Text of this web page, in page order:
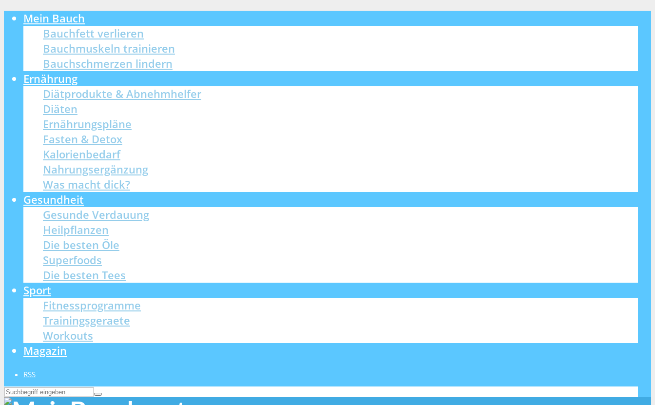
Mein Bauch
Bauchfett verlieren
Bauchmuskeln trainieren
Bauchschmerzen lindern
Ernährung
Diätprodukte & Abnehmhelfer
Diäten
Ernährungspläne
Fasten & Detox
Kalorienbedarf
Nahrungsergänzung
Was macht dick?
Gesundheit
Gesunde Verdauung
Heilpflanzen
Die besten Öle
Superfoods
Die besten Tees
Sport
Fitnessprogramme
Trainingsgeraete
Workouts
Magazin
RSS